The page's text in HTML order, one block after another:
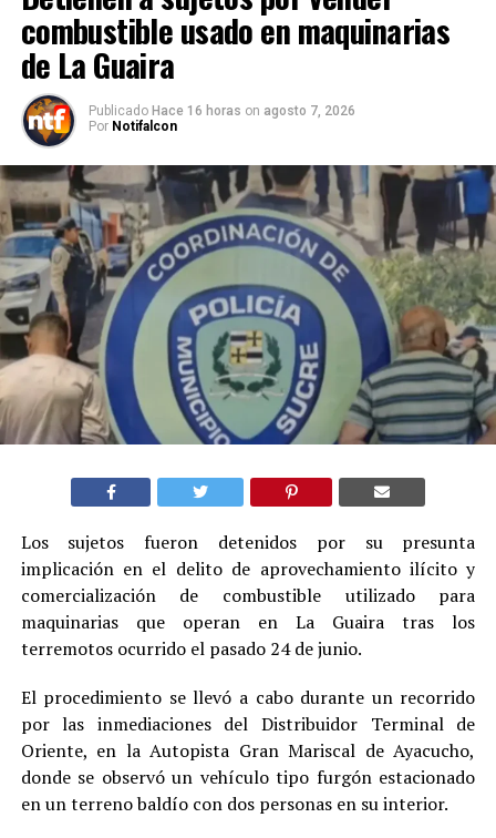
combustible usado en maquinarias
de La Guaira
Publicado Hace 16 horas on agosto 7, 2026
Por Notifalcon
Los sujetos fueron detenidos por su presunta
implicación en el delito de aprovechamiento ilícito y
comercialización de combustible utilizado para
maquinarias que operan en La Guaira tras los
terremotos ocurrido el pasado 24 de junio.
El procedimiento se llevó a cabo durante un recorrido
por las inmediaciones del Distribuidor Terminal de
Oriente, en la Autopista Gran Mariscal de Ayacucho,
donde se observó un vehículo tipo furgón estacionado
en un terreno baldío con dos personas en su interior.